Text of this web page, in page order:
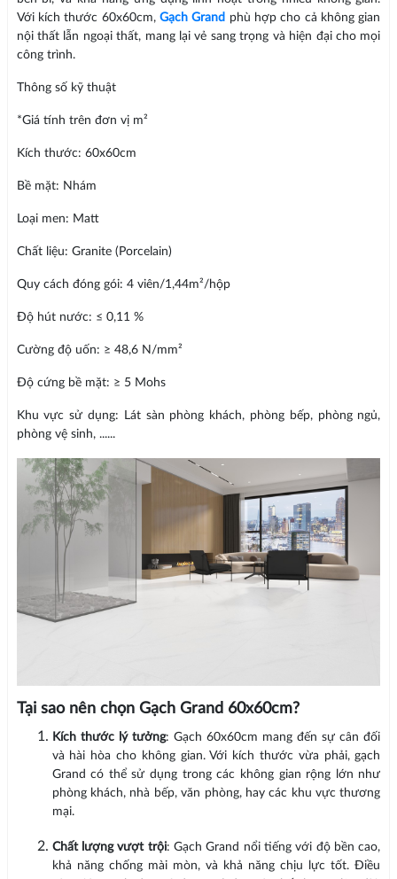
Với kích thước 60x60cm, Gạch Grand phù hợp cho cả không gian
nội thất lẫn ngoại thất, mang lại vẻ sang trọng và hiện đại cho mọi
công trình.
Thông số kỹ thuật
*Giá tính trên đơn vị m²
Kích thước: 60x60cm
Bề mặt: Nhám
Loại men: Matt
Chất liệu: Granite (Porcelain)
Quy cách đóng gói: 4 viên/1,44m²/hộp
Độ hút nước: ≤ 0,11 %
Cường độ uốn: ≥ 48,6 N/mm²
Độ cứng bề mặt: ≥ 5 Mohs
Khu vực sử dụng: Lát sàn phòng khách, phòng bếp, phòng ngủ,
phòng vệ sinh, ......
Tại sao nên chọn Gạch Grand 60x60cm?
Kích thước lý tưởng: Gạch 60x60cm mang đến sự cân đối
và hài hòa cho không gian. Với kích thước vừa phải, gạch
Grand có thể sử dụng trong các không gian rộng lớn như
phòng khách, nhà bếp, văn phòng, hay các khu vực thương
mại.
Chất lượng vượt trội: Gạch Grand nổi tiếng với độ bền cao,
khả năng chống mài mòn, và khả năng chịu lực tốt. Điều